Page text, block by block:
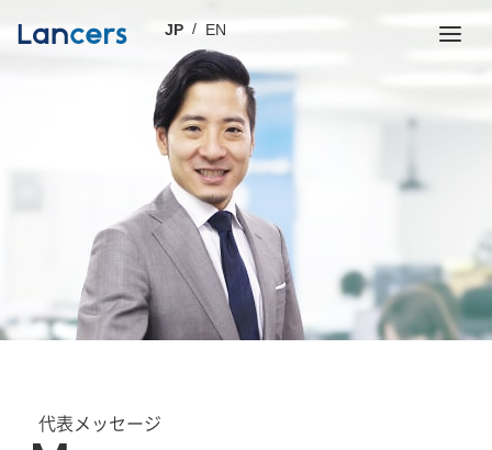
JP EN
代表メッセージ